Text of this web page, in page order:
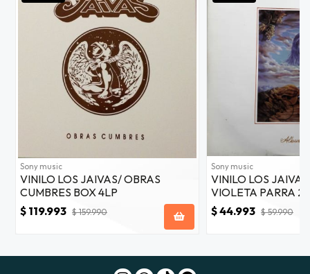
Sony music
VINILO LOS JAIVAS/ OBRAS
CUMBRES BOX 4LP
$ 119.993 $ 159.990
Sony music
VINILO LOS
VIOLETA PARRA
$ 44.993 $ 59.990